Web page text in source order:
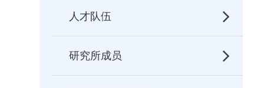
人才队伍
研究所成员